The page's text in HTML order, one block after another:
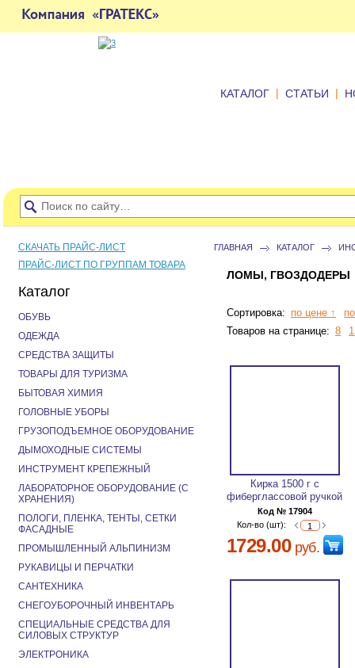
КАТАЛОГ | СТАТЬИ |
ГЛАВНАЯ КАТАЛОГ
ЛОМЫ, ГВОЗДОДЕРЫ
Сортировка: по цене ↑
Товаров на странице: 8
Кирка 1500 г с
фиберглассовой ручкой
Код № 17904
Кол-во (шт):
1729.00руб.
СКАЧАТЬ ПРАЙС-ЛИСТ
ПРАЙС-ЛИСТ ПО ГРУППАМ ТОВАРА
Каталог
ОБУВЬ
ОДЕЖДА
СРЕДСТВА ЗАЩИТЫ
ТОВАРЫ ДЛЯ ТУРИЗМА
БЫТОВАЯ ХИМИЯ
ГОЛОВНЫЕ УБОРЫ
ГРУЗОПОДЪЕМНОЕ ОБОРУДОВАНИЕ
ДЫМОХОДНЫЕ СИСТЕМЫ
ИНСТРУМЕНТ КРЕПЕЖНЫЙ
ЛАБОРАТОРНОЕ ОБОРУДОВАНИЕ (С
ХРАНЕНИЯ)
ПОЛОГИ, ПЛЕНКА, ТЕНТЫ, СЕТКИ
ФАСАДНЫЕ
ПРОМЫШЛЕННЫЙ АЛЬПИНИЗМ
РУКАВИЦЫ И ПЕРЧАТКИ
САНТЕХНИКА
СНЕГОУБОРОЧНЫЙ ИНВЕНТАРЬ
СПЕЦИАЛЬНЫЕ СРЕДСТВА ДЛЯ
СИЛОВЫХ СТРУКТУР
ЭЛЕКТРОНИКА